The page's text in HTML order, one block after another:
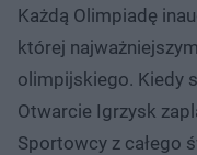
Każdą Olimpiadę
której
olimpijskiego. Kiedy
Otwarcie Igrzysk
Sportowcy z całego